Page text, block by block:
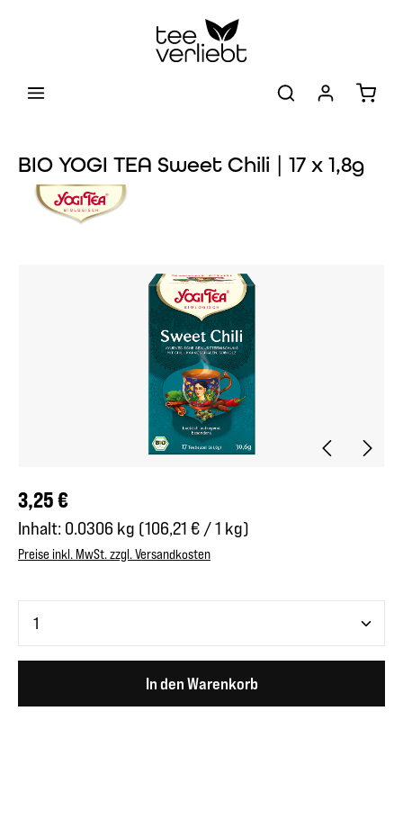
BIO YOGI TEA Sweet Chili | 17 x 1,8g
Bildergalerie überspringen
Regulärer Preis:
3,25 €
Inhalt: 0.0306 kg (106,21 € / 1 kg)
Preise inkl. MwSt. zzgl. Versandkosten
In den Warenkorb